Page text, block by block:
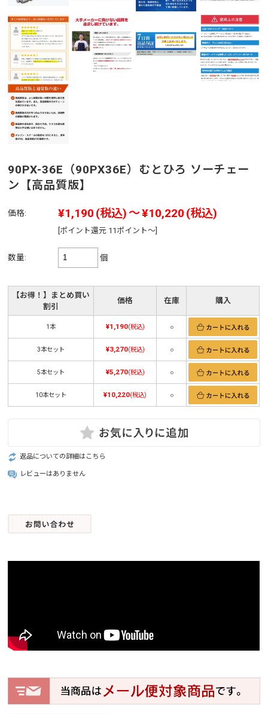
90PX-36E（90PX36E）むとひろ ソーチェー
ン【高品質版】
価格: ¥1,190 (税込) ～¥10,220 (税込)
[ポイント還元 11ポイント～]
数量: 個
【お得！】まとめ買い
割引
価格 在庫 購入
1本 ¥1,190(税込) ○
3本セット ¥3,270(税込) ○
5本セット ¥5,270(税込) ○
10本セット ¥10,220(税込) ○
返品についての詳細はこちら
レビューはありません